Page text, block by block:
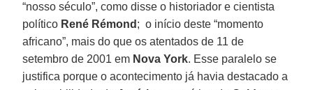
“nosso século”, como disse o historiador e cientista
político René Rémond ; o início deste “momento
africano”, mais do que os atentados de 11 de
setembro de 2001 em Nova York. Esse paralelo se
justifica porque o acontecimento já havia destacado a